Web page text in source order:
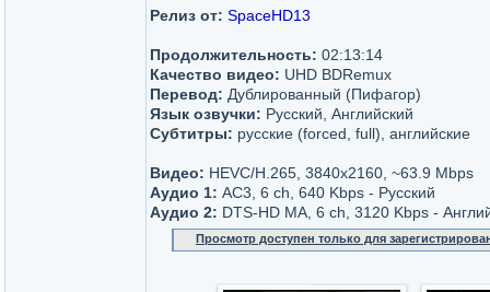
Релиз от: SpaceHD13
Продолжительность: 02:13:14
Качество видео: UHD BDRemux
Перевод: Дублированный (Пифагор)
Язык озвучки: Русский, Английский
Субтитры: русские (forced, full), английские
Видео: HEVC/H.265, 3840x2160, ~63.9 Mbps
Аудио 1: AC3, 6 ch, 640 Kbps - Русский
Аудио 2: DTS-HD MA, 6 ch, 3120 Kbps -
Просмотр доступен только для